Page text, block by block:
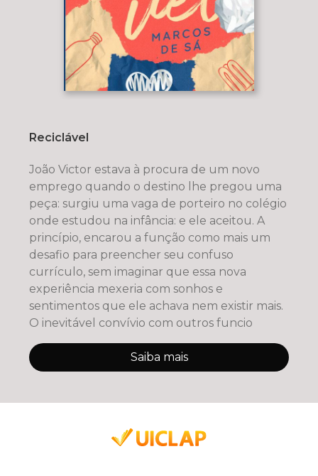
Reciclável
João Victor estava à procura de um novo
emprego quando o destino lhe pregou uma
peça: surgiu uma vaga de porteiro no colégio
onde estudou na infância: e ele aceitou. A
princípio, encarou a função como mais um
desafio para preencher seu confuso
currículo, sem imaginar que essa nova
experiência mexeria com sonhos e
sentimentos que ele achava nem existir mais.
O inevitável convívio com outros funcio
Saiba mais